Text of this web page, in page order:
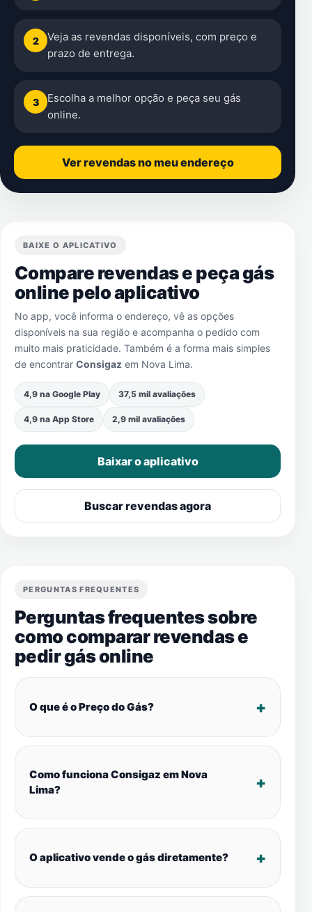
2
Veja as revendas disponíveis, com preço e
prazo de entrega.
3
Escolha a melhor opção e peça seu gás
online.
Ver revendas no meu endereço
BAIXE O APLICATIVO
Compare revendas e peça gás
online pelo aplicativo
No app, você informa o endereço, vê as opções
disponíveis na sua região e acompanha o pedido com
muito mais praticidade. Também é a forma mais simples
de encontrar Consigaz em Nova Lima.
4,9 na Google Play 37,5 mil avaliações
4,9 na App Store 2,9 mil avaliações
Baixar o aplicativo
Buscar revendas agora
PERGUNTAS FREQUENTES
Perguntas frequentes sobre
como comparar revendas e
pedir gás online
O que é o Preço do Gás?
Como funciona Consigaz em Nova
Lima?
O aplicativo vende o gás diretamente?